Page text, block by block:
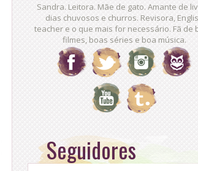
Sandra. Leitora. Mãe de gato. Amante de
dias chuvosos e churros. Revisora,
teacher e o que mais for necessário. Fã de
filmes, boas séries e boa música.
Seguidores